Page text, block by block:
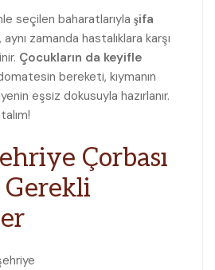
seçilen baharatlarıyla şifa
zamanda hastalıklara karşı
Çocukların da keyifle
bereketi, kıymanın
eşsiz dokusuyla hazırlanır.
Çorbası